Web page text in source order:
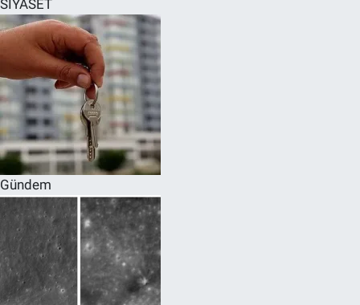
SİYASET
Gündem
SPOR
RESMİ İLANLAR